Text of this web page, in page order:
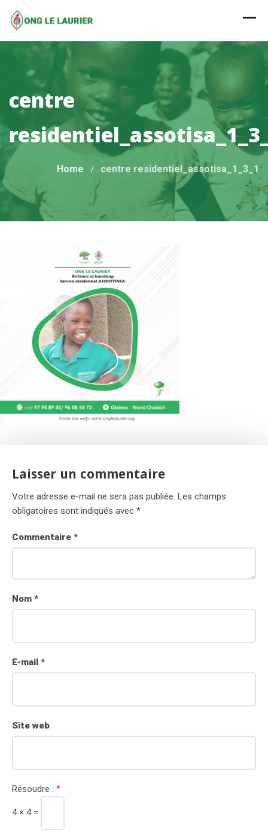
content
centre
Home centre residentiel_assotisa_1_3_1
Laisser un commentaire
Votre adresse e-mail ne sera pas publiée. Les champs
obligatoires sont indiqués avec *
Commentaire *
Nom *
E-mail *
Site web
Résoudre : *
4 × 4 =